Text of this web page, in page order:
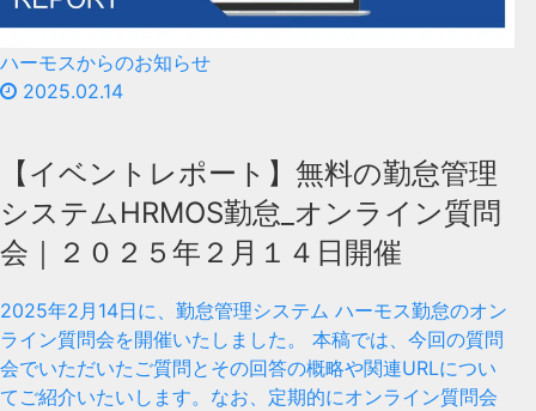
ハーモスからのお知らせ
2025.02.14
【イベントレポート】無料の勤怠管理
システムHRMOS勤怠_オンライン質問
会｜２０２５年２月１４日開催
2025年2月14日に、勤怠管理システム ハーモス勤怠のオン
ライン質問会を開催いたしました。 本稿では、今回の質問
会でいただいたご質問とその回答の概略や関連URLについ
てご紹介いたいします。なお、定期的にオンライン質問会